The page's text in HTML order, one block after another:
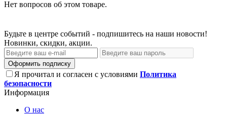
Нет вопросов об этом товаре.
Будьте в центре событий - подпишитесь на наши новости!
Новинки, скидки, акции.
Оформить подписку
Я прочитал и согласен с условиями Политика
безопасности
Информация
О нас